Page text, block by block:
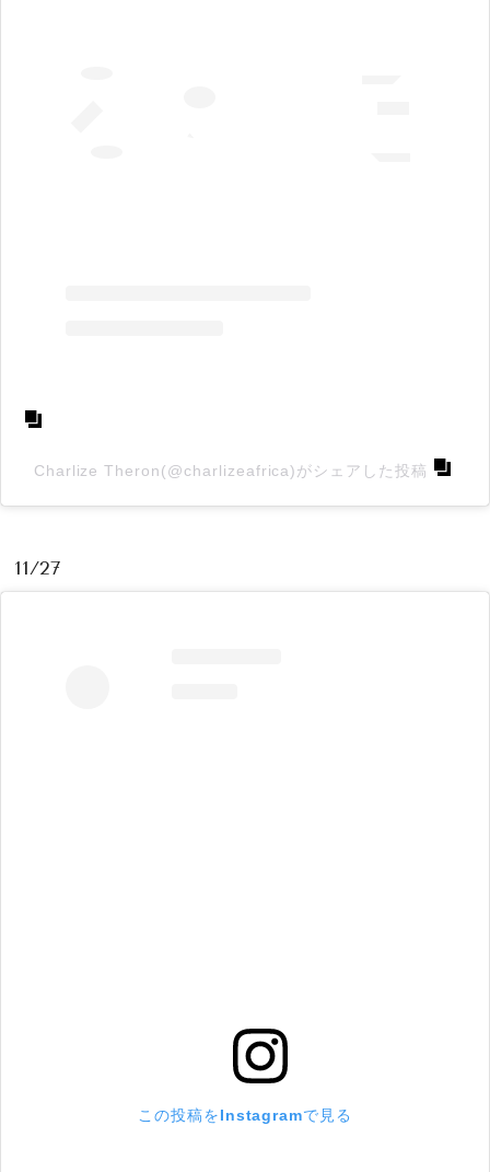
Charlize Theron(@charlizeafrica)がシェアした投稿
11/27
この投稿をInstagramで見る